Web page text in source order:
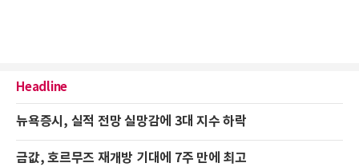
Headline
뉴욕증시, 실적 전망 실망감에 3대 지수 하락
금값, 호르무즈 재개방 기대에 7주 만에 최고